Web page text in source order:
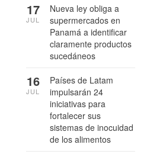
Nueva ley obliga a
supermercados en
Panamá a identificar
claramente productos
sucedáneos
17
JUL
Países de Latam
impulsarán 24
iniciativas para
fortalecer sus
sistemas de inocuidad
de los alimentos
16
JUL